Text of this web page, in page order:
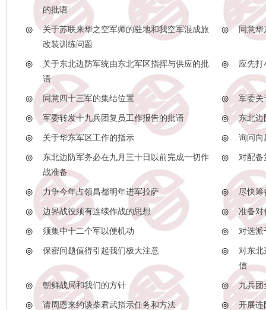
的批语
◎
关于苏联来华之空军师的驻地和我空军混成旅
改装训练问题
◎ 同意华
◎
关于东北边防军统由东北军区指挥与供应的批
语
◎ 应先打
◎ 同意四十三军的集结位置 ◎ 军委关
◎ 军委转发十九兵团复员工作报告的批语 ◎ 东北边
◎ 关于华东军区工作的指示 ◎ 询问向
◎
东北边防军务必在九月三十日以前完成一切作
战准备
◎ 对配备
◎ 力争今年占领昌都明年进军拉萨 ◎ 尽快筹
◎ 边界战役须有连续作战的思想 ◎ 准备对
◎ 须集中十二个军以便机动 ◎ 对选
◎ 保密问题值得引起我们极大注意 ◎
对东
信
◎ 朝鲜战局和我们的方针 ◎ 九兵团
◎ 请周恩来约谈柴君武指示任务和方法 ◎ 开展连